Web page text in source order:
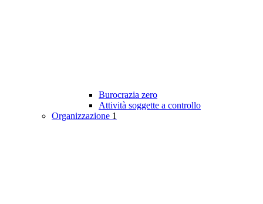
Burocrazia zero
Attività soggette a controllo
Organizzazione 1